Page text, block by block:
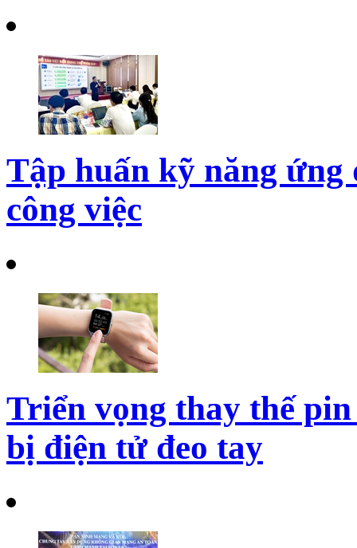
Tập huấn kỹ năng ứng
công việc
Triển vọng thay thế
bị điện tử đeo tay